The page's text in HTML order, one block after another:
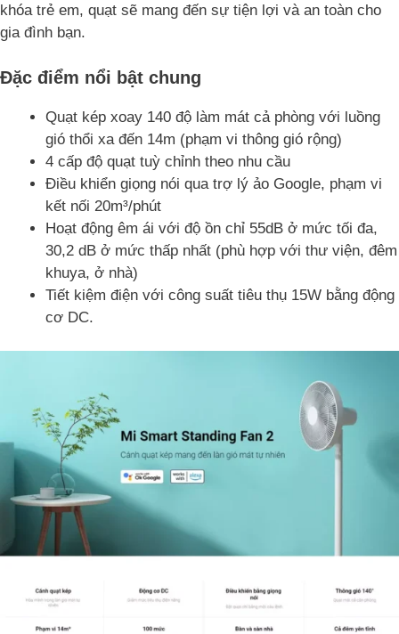
khóa trẻ em, quạt sẽ mang đến sự tiện lợi và an toàn cho
gia đình bạn.
Đặc điểm nổi bật chung
Quạt kép xoay 140 độ làm mát cả phòng với luồng
gió thổi xa đến 14m (phạm vi thông gió rộng)
4 cấp độ quạt tuỳ chỉnh theo nhu cầu
Điều khiển giọng nói qua trợ lý ảo Google, phạm vi
kết nối 20m³/phút
Hoạt động êm ái với độ ồn chỉ 55dB ở mức tối đa,
30,2 dB ở mức thấp nhất (phù hợp với thư viện, đêm
khuya, ở nhà)
Tiết kiệm điện với công suất tiêu thụ 15W bằng động
cơ DC.